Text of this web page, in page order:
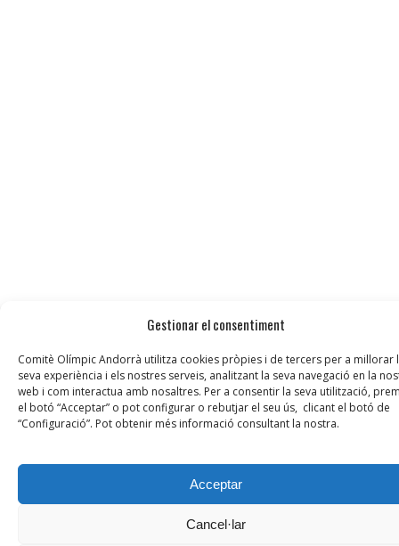
Gestionar el consentiment
Comitè Olímpic Andorrà utilitza cookies pròpies i de tercers per a millorar
seva experiència i els nostres serveis, analitzant la seva navegació en la
web i com interactua amb nosaltres. Per a consentir la seva utilització,
el botó “Acceptar” o pot configurar o rebutjar el seu ús, clicant el botó de
“Configuració”. Pot obtenir més informació consultant la nostra.
Acceptar
Cancel·lar